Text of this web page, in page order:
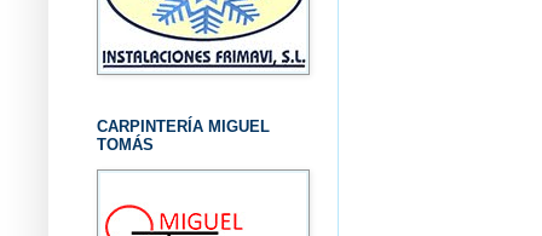
CARPINTERÍA MIGUEL
TOMÁS